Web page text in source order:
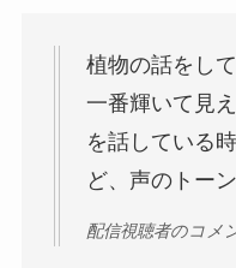
植物の話をし
一番輝いて見
を話している
ど、声のトー
配信視聴者のコメ